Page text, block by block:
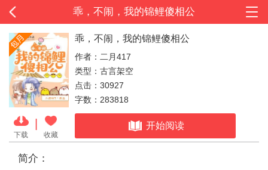
乖，不闹，我的锦鲤傻相公
下载 收藏
乖，不闹，我的锦鲤傻相公
作者：二月417
类型：古言架空
点击：30927
字数：283818
开始阅读
简介：